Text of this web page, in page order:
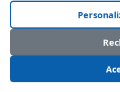
norteamericano
Profunda integración
Gran comunidad de